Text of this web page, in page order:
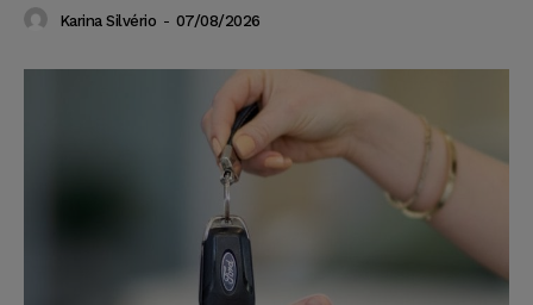
Karina Silvério - 07/08/2026